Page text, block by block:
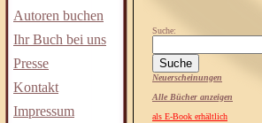
Autoren buchen
Ihr Buch bei uns
Presse
Kontakt
Impressum
Suche:
Neuerscheinungen
Alle Bücher anzeigen
als E-Book erhältlich